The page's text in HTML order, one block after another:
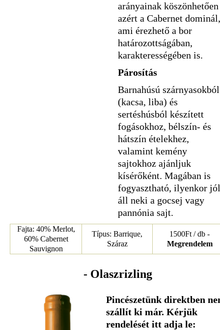
arányainak köszönhetően
azért a Cabernet dominál,
ami érezhető a bor
határozottságában,
karakterességében is.
Párosítás
Barnahúsú szárnyasokból
(kacsa, liba) és
sertéshúsból készített
fogásokhoz, bélszín- és
hátszín ételekhez,
valamint kemény
sajtokhoz ajánljuk
kísérőként. Magában is
fogyasztható, ilyenkor jól
áll neki a gocsej vagy
pannónia sajt.
Fajta: 40% Merlot,
60% Cabernet
Sauvignon
Típus: Barrique,
Száraz
1500Ft / db -
Megrendelem
- Olaszrizling
Pincészetünk direktben
szállít ki már. Kérjük
rendelését itt adja le: